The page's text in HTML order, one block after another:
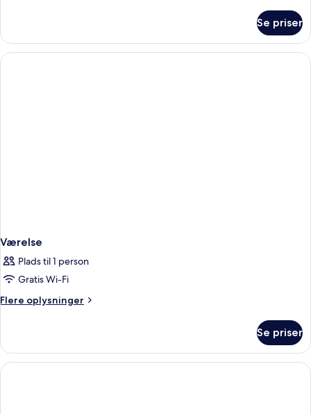
suite
terrasse
Se priser
Værelse
Plads til 1 person
Gratis Wi-Fi
Flere oplysninger
Flere
Se priser